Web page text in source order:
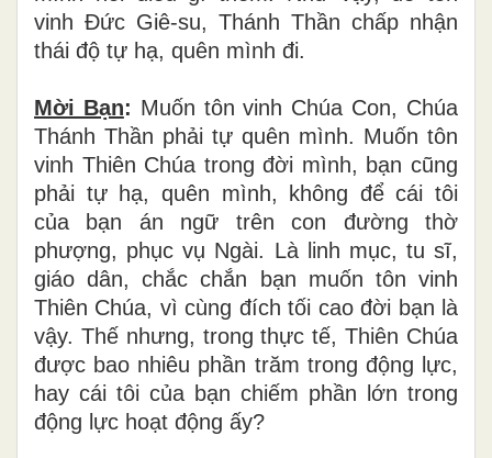
vinh Đức Giê-su, Thánh Thần chấp nhận
thái độ tự hạ, quên mình đi.
Mời Bạn: Muốn tôn vinh Chúa Con, Chúa
Thánh Thần phải tự quên mình. Muốn tôn
vinh Thiên Chúa trong đời mình, bạn cũng
phải tự hạ, quên mình, không để cái tôi
của bạn án ngữ trên con đường thờ
phượng, phục vụ Ngài. Là linh mục, tu sĩ,
giáo dân, chắc chắn bạn muốn tôn vinh
Thiên Chúa, vì cùng đích tối cao đời bạn là
vậy. Thế nhưng, trong thực tế, Thiên Chúa
được bao nhiêu phần trăm trong động lực,
hay cái tôi của bạn chiếm phần lớn trong
động lực hoạt động ấy?